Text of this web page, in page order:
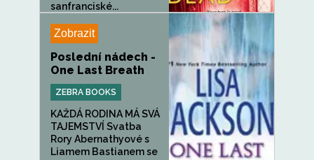
sanfranciské...
Zobrazit
Poslední nádech -
One Last Breath
ZEBRA BOOKS
KAŽDÁ RODINA MÁ SVÁ
TAJEMSTVÍ Svatba
Rory Abernathyové s
Liamem Bastianem se